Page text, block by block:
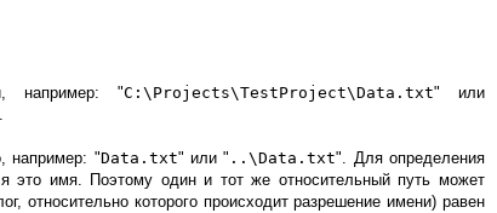
например: "C:\Projects\TestProject\Data.txt" или
например: "Data.txt" или " ..\Data.txt". Для определения
это имя. Поэтому один и тот же относительный путь может
относительно которого происходит разрешение имени) равен